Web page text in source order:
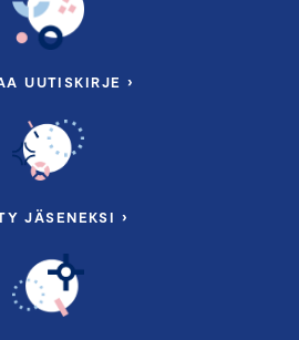
UUTISKIRJE ›
JÄSENEKSI ›